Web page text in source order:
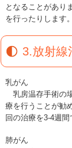
となることがあり
を行ったりします。
3.放射線
乳がん
乳房温存手術の
療を行うことが勧
回の治療を3-4週間
肺がん